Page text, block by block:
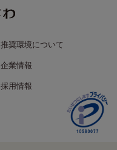
推奨環境について
企業情報
採用情報